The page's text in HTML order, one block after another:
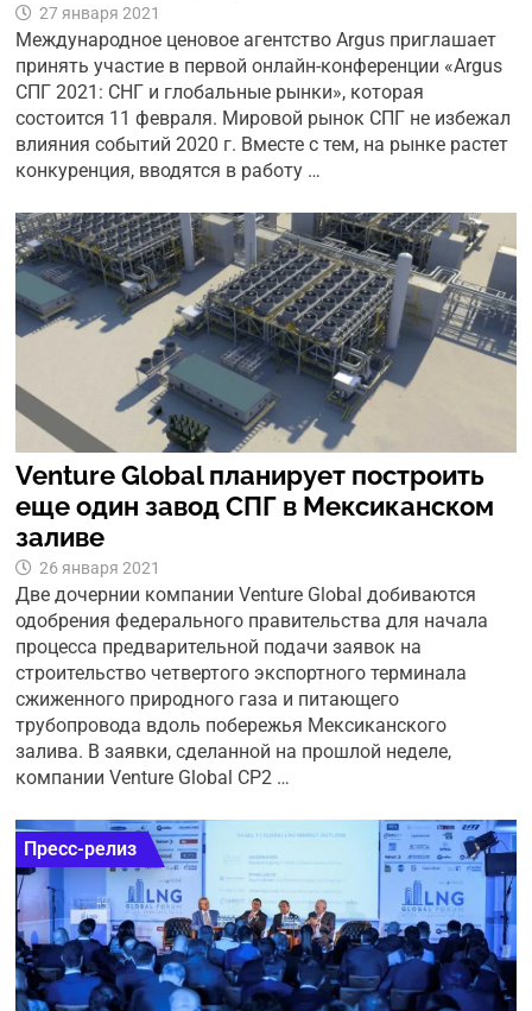
27 января 2021
Международное ценовое агентство Argus приглашает
принять участие в первой онлайн-конференции «Argus
СПГ 2021: СНГ и глобальные рынки», которая
состоится 11 февраля. Мировой рынок СПГ не избежал
влияния событий 2020 г. Вместе с тем, на рынке растет
конкуренция, вводятся в работу …
Venture Global планирует построить
еще один завод СПГ в Мексиканском
заливе
26 января 2021
Две дочернии компании Venture Global добиваются
одобрения федерального правительства для начала
процесса предварительной подачи заявок на
строительство четвертого экспортного терминала
сжиженного природного газа и питающего
трубопровода вдоль побережья Мексиканского
залива. В заявки, сделанной на прошлой неделе,
компании Venture Global CP2 …
Пресс-релиз